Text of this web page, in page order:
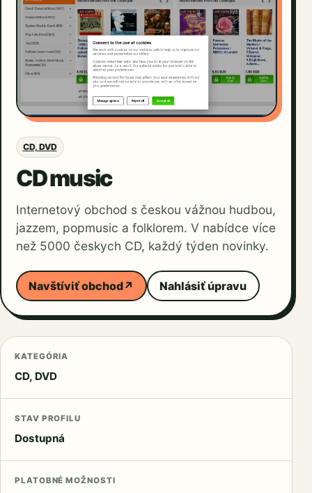
CD, DVD
CD music
Internetový obchod s českou vážnou hudbou,
jazzem, popmusic a folklorem. V nabídce více
než 5000 českych CD, každý týden novinky.
Navštíviť obchod↗ Nahlásiť úpravu
KATEGÓRIA
CD, DVD
STAV PROFILU
Dostupná
PLATOBNÉ MOŽNOSTI